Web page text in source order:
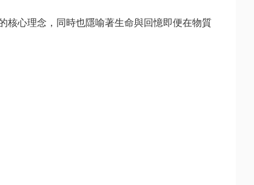
核心理念，同時也隱喻著生命與回憶即便在物質